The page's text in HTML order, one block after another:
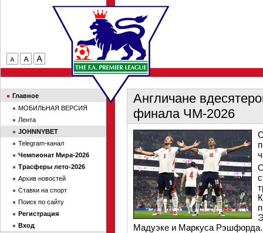
Англичане
финала ЧМ-2026
Мадуэке и Маркуса Рэшфорда.
Главное
МОБИЛЬНАЯ ВЕРСИЯ
Лента
JOHNNYBET
Telegram-канал
Чемпионат Мира-2026
Трасферы лето-2026
Архив новостей
Ставки на спорт
Поиск по сайту
Регистрация
Вход